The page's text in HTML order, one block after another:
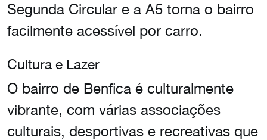
Segunda Circular e a A5 torna o bairro
facilmente acessível por carro.
Cultura e Lazer
O bairro de Benfica é culturalmente
vibrante, com várias associações
culturais, desportivas e recreativas que